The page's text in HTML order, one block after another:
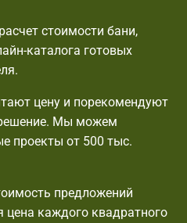
стоимости бани,
каталога готовых
цену и порекомендуют
Мы можем
проекты от 500 тыс.
предложений
каждого квадратного